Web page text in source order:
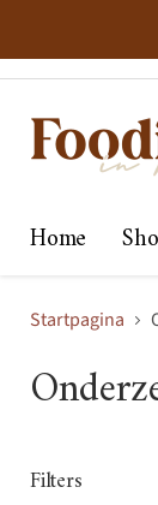
Home
Startpagina
Filters